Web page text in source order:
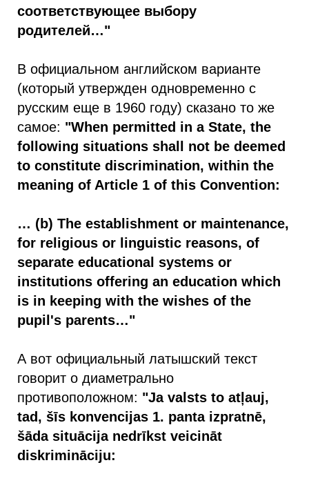
соответствующее выбору
родителей…"
В официальном английском варианте
(который утвержден одновременно с
русским еще в 1960 году) сказано то же
самое: "When permitted in a State, the
following situations shall not be deemed
to constitute discrimination, within the
meaning of Article 1 of this Convention:
… (b) The establishment or maintenance,
for religious or linguistic reasons, of
separate educational systems or
institutions offering an education which
is in keeping with the wishes of the
pupil's parents…"
А вот официальный латышский текст
говорит о диаметрально
противоположном: "Ja valsts to atļauj,
tad, šīs konvencijas 1. panta izpratnē,
šāda situācija nedrīkst veicināt
diskrimināciju: